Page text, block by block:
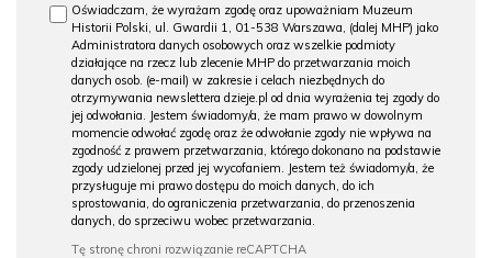
Oświadczam, że wyrażam zgodę oraz upoważniam Muzeum
Historii Polski, ul. Gwardii 1, 01-538 Warszawa, (dalej MHP) jako
Administratora danych osobowych oraz wszelkie podmioty
działające na rzecz lub zlecenie MHP do przetwarzania moich
danych osob. (e-mail) w zakresie i celach niezbędnych do
otrzymywania newslettera dzieje.pl od dnia wyrażenia tej zgody do
jej odwołania. Jestem świadomy/a, że mam prawo w dowolnym
momencie odwołać zgodę oraz że odwołanie zgody nie wpływa na
zgodność z prawem przetwarzania, którego dokonano na podstawie
zgody udzielonej przed jej wycofaniem. Jestem też świadomy/a, że
przysługuje mi prawo dostępu do moich danych, do ich
sprostowania, do ograniczenia przetwarzania, do przenoszenia
danych, do sprzeciwu wobec przetwarzania.